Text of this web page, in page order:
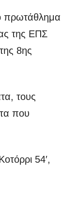
πρωτάθλημα
της ΕΠΣ
8ης
τους
που
54′,